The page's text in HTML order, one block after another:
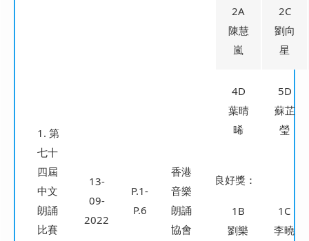
1. 第
七十
四屆
中文
朗誦
比賽
13-
09-
2022
P.1-
P.6
香港
音樂
朗誦
協會
2A
陳慧
嵐
2C
劉向
星
4D
葉晴
晞
5D
蘇芷
瑩
良好獎：
1B
劉樂
1C
李曉